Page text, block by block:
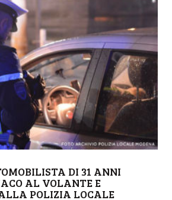
DI 31 ANNI
AL VOLANTE E
POLIZIA LOCALE